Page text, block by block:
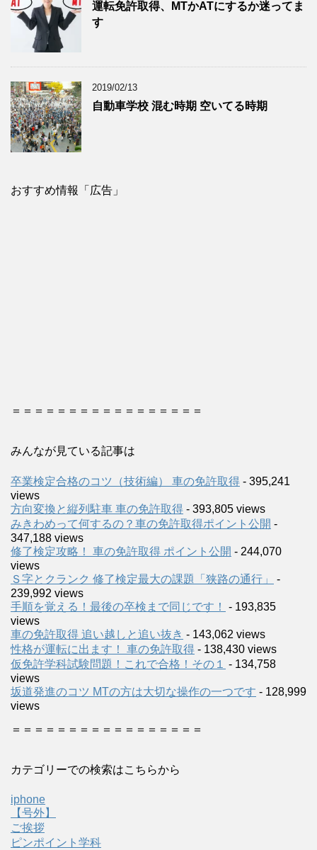
運転免許取得、MTかATにするか迷ってま
す
2019/02/13
自動車学校 混む時期 空いてる時期
おすすめ情報「広告」
＝＝＝＝＝＝＝＝＝＝＝＝＝＝＝＝＝
みんなが見ている記事は
卒業検定合格のコツ（技術編） 車の免許取得 - 395,241
views
方向変換と縦列駐車 車の免許取得 - 393,805 views
みきわめって何するの？車の免許取得ポイント公開 -
347,188 views
修了検定攻略！ 車の免許取得 ポイント公開 - 244,070
views
Ｓ字とクランク 修了検定最大の課題「狭路の通行」
-
239,992 views
手順を覚える！最後の卒検まで同じです！
- 193,835
views
車の免許取得 追い越しと追い抜き - 143,062 views
性格が運転に出ます！ 車の免許取得 - 138,430 views
仮免許学科試験問題！これで合格！その１
- 134,758
views
坂道発進のコツ MTの方は大切な操作の一つです - 128,999
views
＝＝＝＝＝＝＝＝＝＝＝＝＝＝＝＝＝
カテゴリーでの検索はこちらから
iphone
【号外】
ご挨拶
ピンポイント学科